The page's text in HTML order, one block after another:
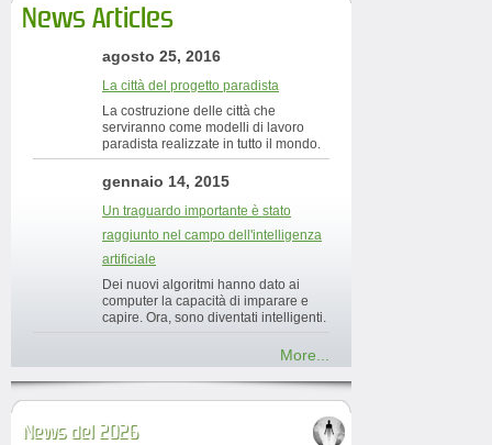
News Articles
agosto 25, 2016
La città del progetto paradista
La costruzione delle città che
serviranno come modelli di lavoro
paradista realizzate in tutto il mondo.
gennaio 14, 2015
Un traguardo importante è stato
raggiunto nel campo dell'intelligenza
artificiale
Dei nuovi algoritmi hanno dato ai
computer la capacità di imparare e
capire. Ora, sono diventati intelligenti.
More...
News del 2026